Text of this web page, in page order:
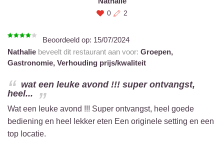
0 2
Beoordeeld op: 15/07/2024
Nathalie beveelt dit restaurant aan voor: Groepen,
Gastronomie, Verhouding prijs/kwaliteit
wat een leuke avond !!! super ontvangst,
heel...
Wat een leuke avond !!! Super ontvangst, heel goede
bediening en heel lekker eten Een originele setting en een
top locatie.